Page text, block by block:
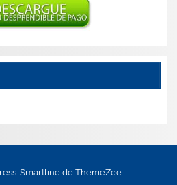
Smartline de ThemeZee.